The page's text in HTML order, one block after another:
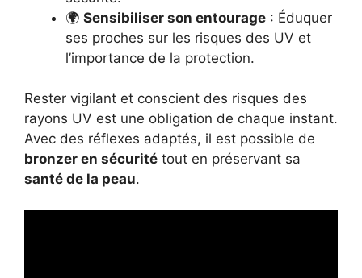
🌍 Sensibiliser son entourage : Éduquer
ses proches sur les risques des UV et
l’importance de la protection.
Rester vigilant et conscient des risques des
rayons UV est une obligation de chaque instant.
Avec des réflexes adaptés, il est possible de
bronzer en sécurité tout en préservant sa
santé de la peau.